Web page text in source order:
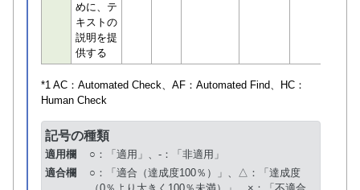
めに、テ
キストの
説明を提
供する
*1 AC： Automated Check、AF： Automated Find、HC：
Human Check
記号の種類
適用欄
○：「適用」、-：「非適用」
適合欄
○：「適合（達成度100％）」、△：「達成度